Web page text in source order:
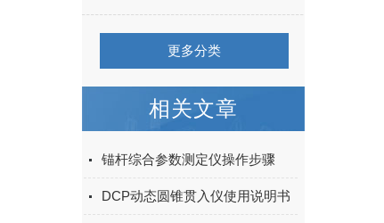
更多分类
相关文章
锚杆综合参数测定仪操作步骤
DCP动态圆锥贯入仪使用说明书